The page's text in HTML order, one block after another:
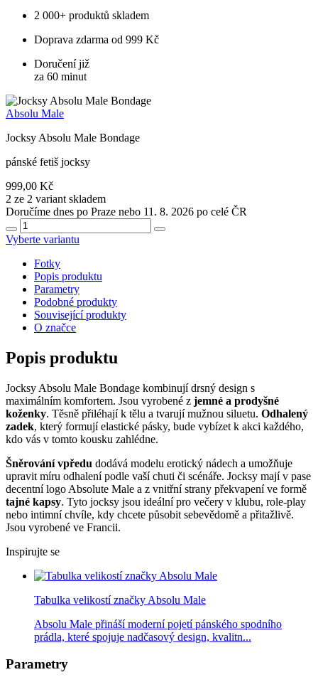
2 000+ produktů skladem
Doprava zdarma od 999 Kč
Doručení již
za 60 minut
Absolu Male
Jocksy Absolu Male Bondage
pánské fetiš jocksy
999,00 Kč
2 ze 2 variant skladem
Doručíme dnes po Praze nebo 11. 8. 2026 po celé ČR
Vyberte variantu
Fotky
Popis produktu
Parametry
Podobné produkty
Související produkty
O značce
Popis produktu
Jocksy Absolu Male Bondage kombinují drsný design s
maximálním komfortem. Jsou vyrobené z jemné a prodyšné
koženky. Těsně přiléhají k tělu a tvarují mužnou siluetu. Odhalený
zadek, který formují elastické pásky, bude vybízet k akci každého,
kdo vás v tomto kousku zahlédne.
Šněrování vpředu dodává modelu erotický nádech a umožňuje
upravit míru odhalení podle vaší chuti či scénáře. Jocksy mají v pase
decentní logo Absolute Male a z vnitřní strany překvapení ve formě
tajné kapsy. Tyto jocksy jsou ideální pro večery v klubu, role-play
nebo intimní chvíle, kdy chcete působit sebevědomě a přitažlivě.
Jsou vyrobené ve Francii.
Inspirujte se
Tabulka velikostí značky Absolu Male
Absolu Male přináší moderní pojetí pánského spodního
prádla, které spojuje nadčasový design, kvalitn...
Parametry